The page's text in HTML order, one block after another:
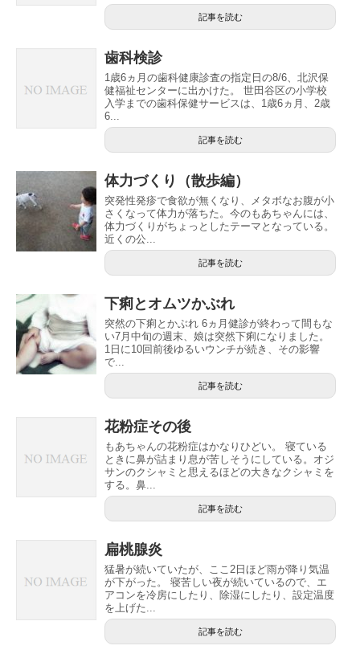
記事を読む
歯科検診
1歳6ヵ月の歯科健康診査の指定日の8/6、北沢保
健福祉センターに出かけた。 世田谷区の小学校
入学までの歯科保健サービスは、1歳6ヵ月、2歳
6...
記事を読む
体力づくり（散歩編）
突発性発疹で食欲が無くなり、メタボなお腹が小
さくなって体力が落ちた。今のもあちゃんには、
体力づくりがちょっとしたテーマとなっている。
近くの公...
記事を読む
下痢とオムツかぶれ
突然の下痢とかぶれ 6ヵ月健診が終わって間もな
い7月中旬の週末、娘は突然下痢になりました。
1日に10回前後ゆるいウンチが続き、その影響
で...
記事を読む
花粉症その後
もあちゃんの花粉症はかなりひどい。 寝ている
ときに鼻が詰まり息が苦しそうにしている。オジ
サンのクシャミと思えるほどの大きなクシャミを
する。鼻...
記事を読む
扁桃腺炎
猛暑が続いていたが、ここ2日ほど雨が降り気温
が下がった。 寝苦しい夜が続いているので、エ
アコンを冷房にしたり、除湿にしたり、設定温度
を上げた...
記事を読む